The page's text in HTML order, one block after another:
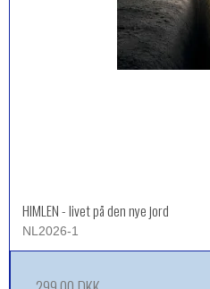
HIMLEN - livet på den nye jord
NL2026-1